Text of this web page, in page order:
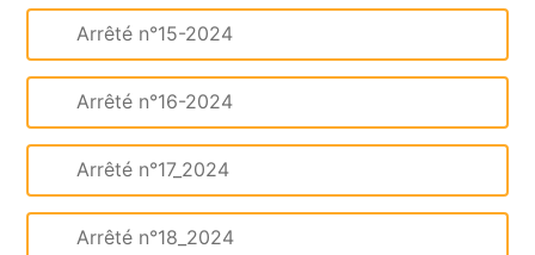
Arrêté n°15-2024
Arrêté n°16-2024
Arrêté n°17_2024
Arrêté n°18_2024